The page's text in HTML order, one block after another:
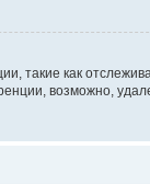
такие как
возможно,